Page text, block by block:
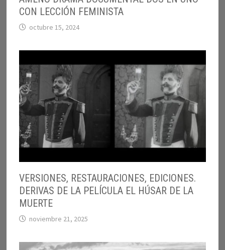
CON LECCIÓN FEMINISTA
octubre 15, 2024
VERSIONES, RESTAURACIONES, EDICIONES.
DERIVAS DE LA PELÍCULA EL HÚSAR DE LA
MUERTE
noviembre 21, 2025